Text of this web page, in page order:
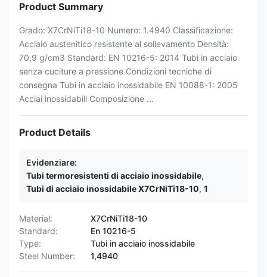
Product Summary
Grado: X7CrNiTi18-10 Numero: 1.4940 Classificazione:
Acciaio austenitico resistente al sollevamento Densità:
70,9 g/cm3 Standard: EN 10216-5: 2014 Tubi in acciaio
senza cuciture a pressione Condizioni tecniche di
consegna Tubi in acciaio inossidabile EN 10088-1: 2005
Acciai inossidabili Composizione ...
Product Details
Evidenziare:
Tubi termoresistenti di acciaio inossidabile,
Tubi di acciaio inossidabile X7CrNiTi18-10, 1
Material:
X7CrNiTi18-10
Standard:
En 10216-5
Type:
Tubi in acciaio inossidabile
Steel Number:
1,4940